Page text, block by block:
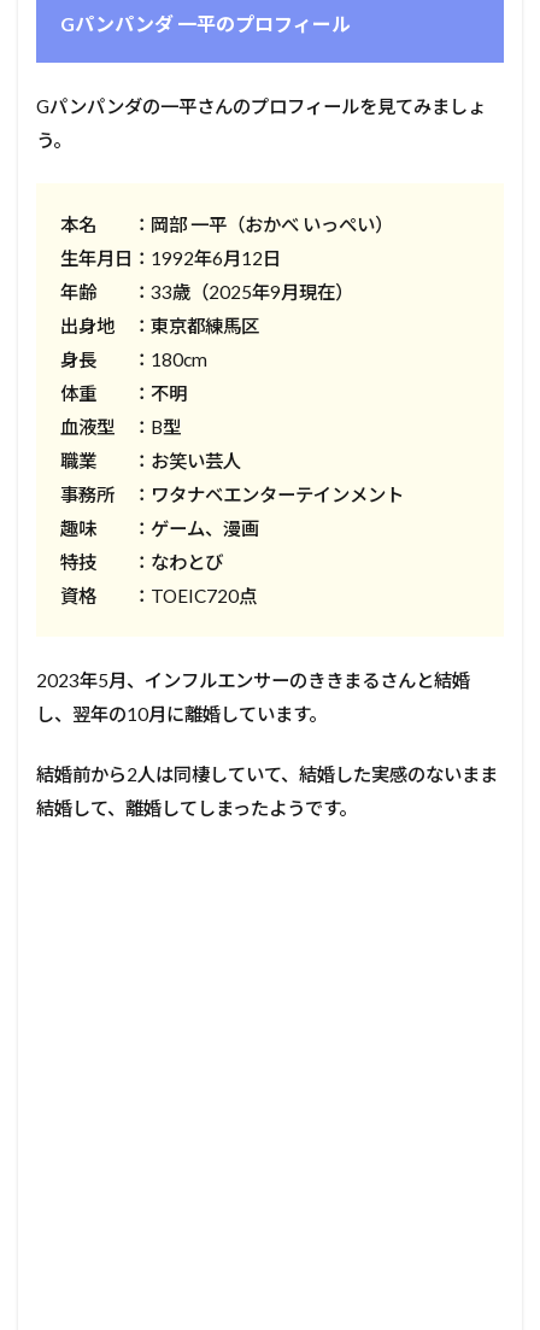
Gパンパンダ 一平のプロフィール
Gパンパンダの一平さんのプロフィールを見てみましょ
う。
本名 ：岡部 一平（おかべ いっぺい）
生年月日：1992年6月12日
年齢 ：33歳（2025年9月現在）
出身地 ：東京都練馬区
身長 ：180cm
体重 ：不明
血液型 ：B型
職業 ：お笑い芸人
事務所 ：ワタナベエンターテインメント
趣味 ：ゲーム、漫画
特技 ：なわとび
資格 ：TOEIC720点
2023年5月、インフルエンサーのききまるさんと結婚
し、翌年の10月に離婚しています。
結婚前から2人は同棲していて、結婚した実感のないまま
結婚して、離婚してしまったようです。